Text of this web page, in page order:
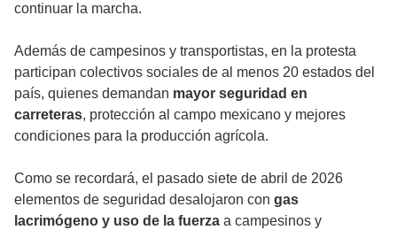
continuar la marcha.
Además de campesinos y transportistas, en la protesta
participan colectivos sociales de al menos 20 estados del
país, quienes demandan mayor seguridad en
carreteras, protección al campo mexicano y mejores
condiciones para la producción agrícola.
Como se recordará, el pasado siete de abril de 2026
elementos de seguridad desalojaron con gas
lacrimógeno y uso de la fuerza a campesinos y